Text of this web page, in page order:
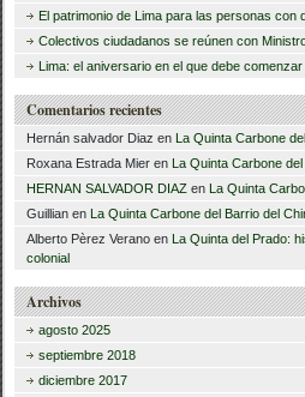
r
:
El patrimonio de Lima para las personas con
Colectivos ciudadanos se reúnen con
Lima: el aniversario en el que debe
Comentarios recientes
Hernán salvador Diaz en La Quinta Carbone
Roxana Estrada Mier en La Quinta Carbone
HERNAN SALVADOR DIAZ en La Quinta
Guillian en La Quinta Carbone del Barrio del
Alberto Pèrez Verano en La Quinta del Prado:
colonial
Archivos
agosto 2025
septiembre 2018
diciembre 2017